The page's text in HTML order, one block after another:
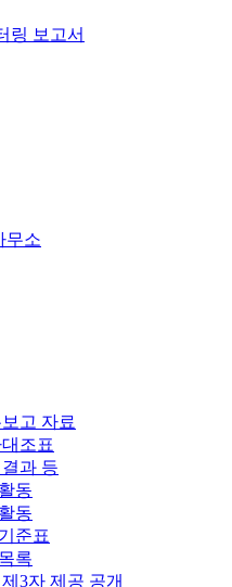
링 보고서
무소
고 자료
조표
과 등
동
동
준표
록
3자 제공 공개